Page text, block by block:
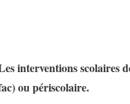
interventions scolaires
ou périscolaire.